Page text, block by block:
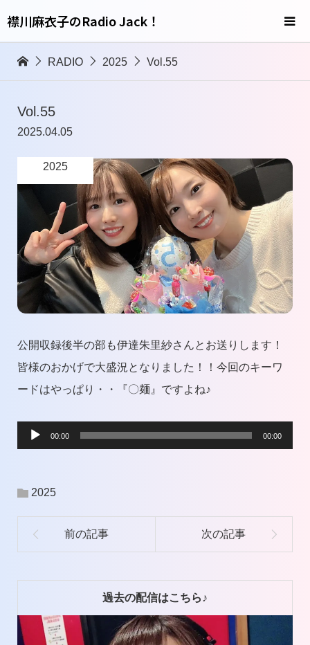
襟川麻衣子のRadio Jack！
RADIO 2025 Vol.55
Vol.55
2025.04.05
2025
公開収録後半の部も伊達朱里紗さんとお送りします！
皆様のおかげで大盛況となりました！！今回のキーワ
ードはやっぱり・・『〇麺』ですよね♪
プ
00:00 00:00
2025
過去の配信はこちら♪